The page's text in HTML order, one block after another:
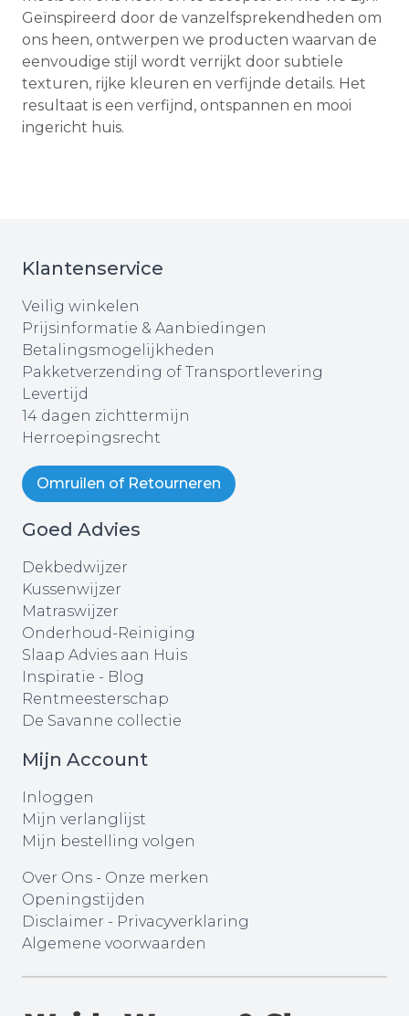
Geïnspireerd door de vanzelfsprekendheden om
ons heen, ontwerpen we producten waarvan de
eenvoudige stijl wordt verrijkt door subtiele
texturen, rijke kleuren en verfijnde details. Het
resultaat is een verfijnd, ontspannen en mooi
ingericht huis.
Klantenservice
Veilig winkelen
Prijsinformatie & Aanbiedingen
Betalingsmogelijkheden
Pakketverzending of Transportlevering
Levertijd
14 dagen zichttermijn
Herroepingsrecht
Omruilen of Retourneren
Goed Advies
Dekbedwijzer
Kussenwijzer
Matraswijzer
Onderhoud-Reiniging
Slaap Advies aan Huis
Inspiratie - Blog
Rentmeesterschap
De Savanne collectie
Mijn Account
Inloggen
Mijn verlanglijst
Mijn bestelling volgen
Over Ons - Onze merken
Openingstijden
Disclaimer - Privacyverklaring
Algemene voorwaarden